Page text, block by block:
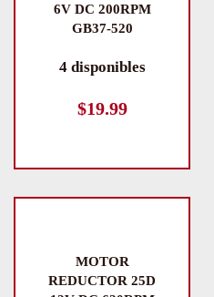
6V DC 200RPM
GB37-520
4 disponibles
$19.99
MOTOR
REDUCTOR 25D